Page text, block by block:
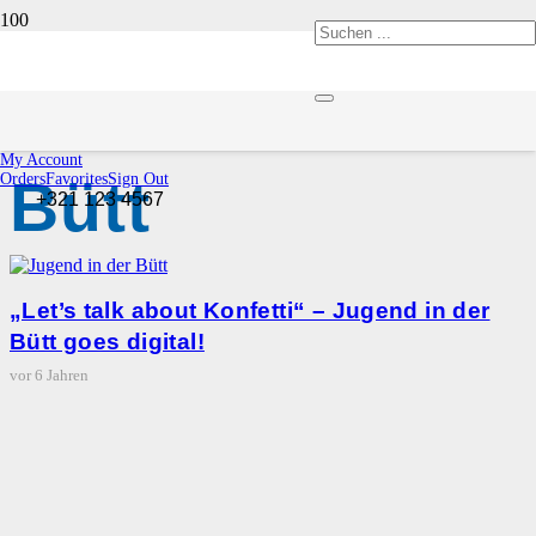
My Account
OrdersFavoritesSign Out
+321 123 4567
Jugend in der
Bütt
„Let’s talk about Konfetti“ – Jugend in der
Bütt goes digital!
vor 6 Jahren